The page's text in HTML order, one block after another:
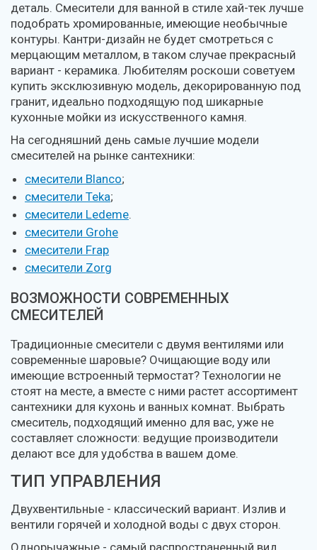
деталь. Смесители для ванной в стиле хай-тек лучше
подобрать хромированные, имеющие необычные
контуры. Кантри-дизайн не будет смотреться с
мерцающим металлом, в таком случае прекрасный
вариант - керамика. Любителям роскоши советуем
купить эксклюзивную модель, декорированную под
гранит, идеально подходящую под шикарные
кухонные мойки из искусственного камня.
На сегодняшний день самые лучшие модели
смесителей на рынке сантехники:
смесители Blanco;
смесители Tekа;
смесители Ledeme.
смесители Grohe
смесители Frap
смесители Zorg
ВОЗМОЖНОСТИ СОВРЕМЕННЫХ
СМЕСИТЕЛЕЙ
Традиционные смесители с двумя вентилями или
современные шаровые? Очищающие воду или
имеющие встроенный термостат? Технологии не
стоят на месте, а вместе с ними растет ассортимент
сантехники для кухонь и ванных комнат. Выбрать
смеситель, подходящий именно для вас, уже не
составляет сложности: ведущие производители
делают все для удобства в вашем доме.
ТИП УПРАВЛЕНИЯ
Двухвентильные - классический вариант. Излив и
вентили горячей и холодной воды с двух сторон.
Однорычажные - самый распространенный вид.